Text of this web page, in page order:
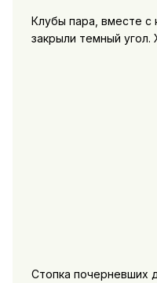
Клубы пара, вместе с
закрыли темный угол.
Стопка почерневших